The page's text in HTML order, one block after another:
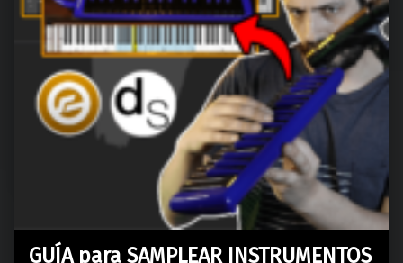
GUÍA para SAMPLEAR INSTRUMENTOS